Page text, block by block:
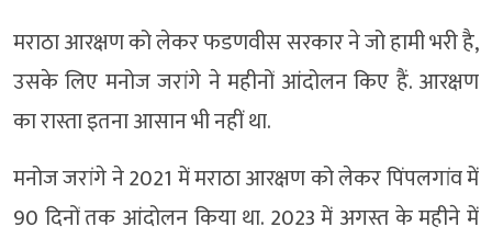
मराठा आरक्षण को लेकर फडणवीस सरकार ने जो हामी भरी है,
उसके लिए मनोज जरांगे ने महीनों आंदोलन किए हैं. आरक्षण
का रास्ता इतना आसान भी नहीं था.
मनोज जरांगे ने 2021 में मराठा आरक्षण को लेकर पिंपलगांव में
90 दिनों तक आंदोलन किया था. 2023 में अगस्त के महीने में